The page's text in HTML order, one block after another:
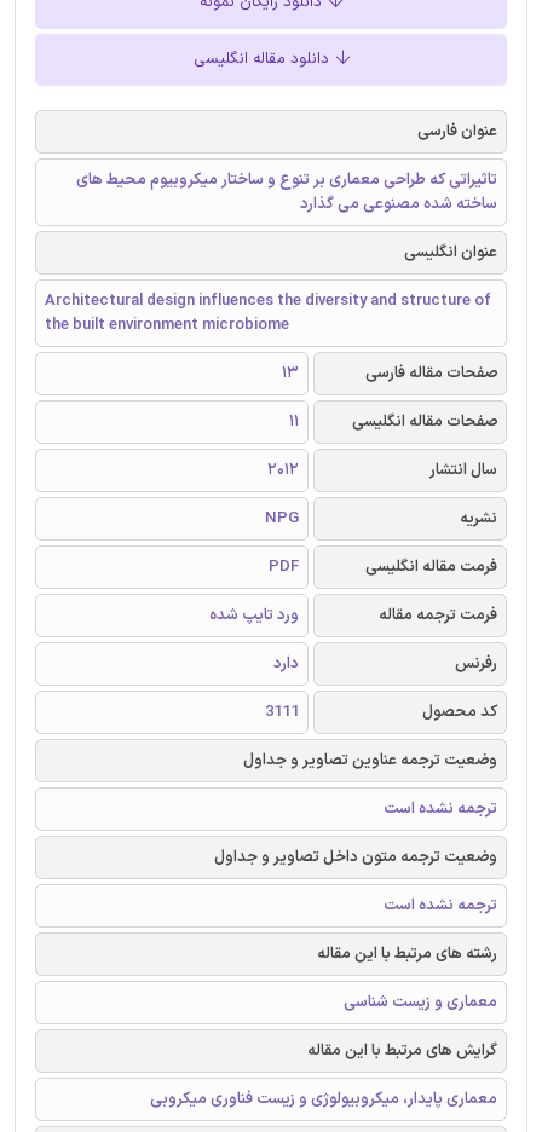
دانلود مقاله انگلیسی
عنوان فارسی
تاثیراتی که طراحی معماری بر تنوع و ساختار میکروبیوم محیط های
ساخته شده مصنوعی می گذارد
عنوان انگلیسی
Architectural design influences the diversity and structure of
the built environment microbiome
صفحات مقاله فارسی
13
صفحات مقاله انگلیسی
11
سال انتشار
2012
نشریه
NPG
فرمت مقاله انگلیسی
PDF
فرمت ترجمه مقاله
ورد تایپ شده
رفرنس
دارد
کد محصول
3111
وضعیت ترجمه عناوین تصاویر و جداول
ترجمه نشده است
وضعیت ترجمه متون داخل تصاویر و جداول
ترجمه نشده است
رشته های مرتبط با این مقاله
معماری و زیست شناسی
گرایش های مرتبط با این مقاله
معماری پایدار، میکروبیولوژی و زیست فناوری میکروبی